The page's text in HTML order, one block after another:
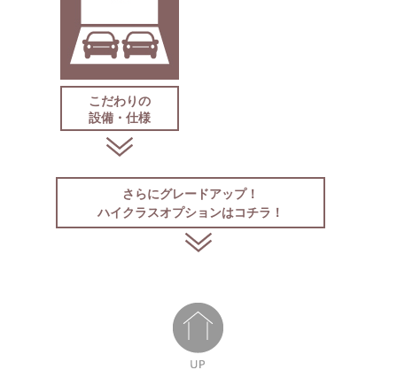
こだわりの
設備・仕様
さらにグレードアップ！
ハイクラスオプションはコチラ！